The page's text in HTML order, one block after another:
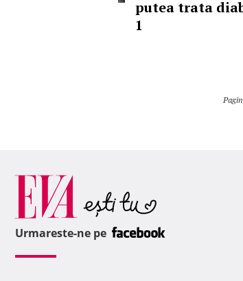
putea trata
1
Urmareste-ne pe